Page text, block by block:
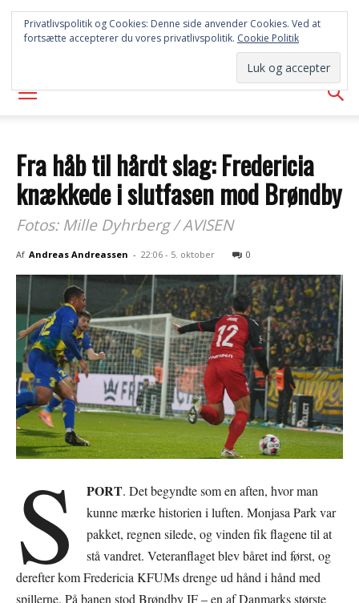
SYD
AVISEN
Fra håb til hårdt slag: Fredericia
knækkede i slutfasen mod Brøndby
Fotos: Mille Dyhrberg / AVISEN
Af Andreas Andreassen - 22:06 - 5. oktober 0
S PORT. Det begyndte som en aften, hvor man
kunne mærke historien i luften. Monjasa Park var
pakket, regnen silede, og vinden fik flagene til at
stå vandret. Veteranflaget blev båret ind først, og
derefter kom Fredericia KFUMs drenge ud hånd i hånd med
spillerne. På banen stod Brøndby IF – en af Danmarks største
Privatlivspolitik og Cookies: Denne side anvender Cookies. Ved at
fortsætte accepterer du vores privatlivspolitik. Cookie Politik